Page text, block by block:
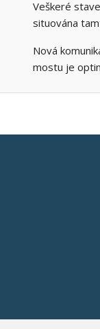
Veškeré
situována
Nová
mostu je